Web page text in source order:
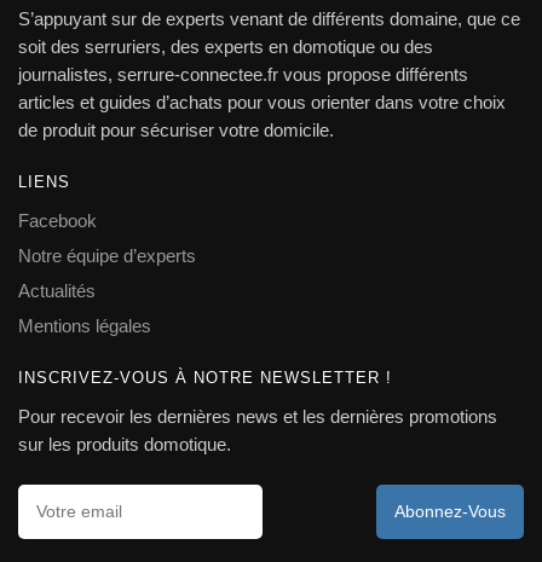
S’appuyant sur de experts venant de différents domaine, que ce
soit des serruriers, des experts en domotique ou des
journalistes, serrure-connectee.fr vous propose différents
articles et guides d’achats pour vous orienter dans votre choix
de produit pour sécuriser votre domicile.
LIENS
Facebook
Notre équipe d’experts​
Actualités
Mentions légales
INSCRIVEZ-VOUS À NOTRE NEWSLETTER !
Pour recevoir les dernières news et les dernières promotions
sur les produits domotique.